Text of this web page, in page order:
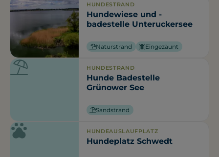
HUNDESTRAND
Hundewiese und -
badestelle Unteruckersee
Naturstrand Eingezäunt
HUNDESTRAND
Hunde Badestelle
Grünower See
Sandstrand
HUNDEAUSLAUFPLATZ
Hundeplatz Schwedt